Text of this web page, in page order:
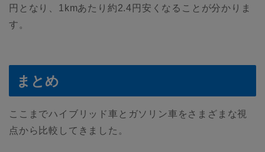
円となり、1kmあたり約2.4円安くなることが分かりま
す。
まとめ
ここまでハイブリッド車とガソリン車をさまざまな視
点から比較してきました。